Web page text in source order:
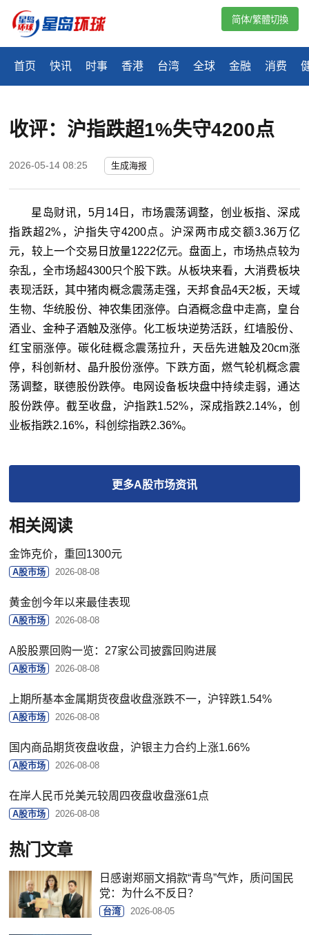
首页 快讯 时事 香港 台湾 全球 金融 消费
简体/繁體切換
收评：沪指跌超1%失守4200点
2026-05-14 08:25 生成海报
星岛财讯，5月14日，市场震荡调整，创业板指、深成
指跌超2%，沪指失守4200点。沪深两市成交额3.36万亿
元，较上一个交易日放量1222亿元。盘面上，市场热点较为
杂乱，全市场超4300只个股下跌。从板块来看，大消费板块
表现活跃，其中猪肉概念震荡走强，天邦食品4天2板，天域
生物、华统股份、神农集团涨停。白酒概念盘中走高，皇台
酒业、金种子酒触及涨停。化工板块逆势活跃，红墙股份、
红宝丽涨停。碳化硅概念震荡拉升，天岳先进触及20cm涨
停，科创新材、晶升股份涨停。下跌方面，燃气轮机概念震
荡调整，联德股份跌停。电网设备板块盘中持续走弱，通达
股份跌停。截至收盘，沪指跌1.52%，深成指跌2.14%，创
业板指跌2.16%，科创综指跌2.36%。
更多A股市场资讯
相关阅读
金饰克价，重回1300元
A股市场 2026-08-08
黄金创今年以来最佳表现
A股市场 2026-08-08
A股股票回购一览：27家公司披露回购进展
A股市场 2026-08-08
上期所基本金属期货夜盘收盘涨跌不一，沪锌跌1.54%
A股市场 2026-08-08
国内商品期货夜盘收盘，沪银主力合约上涨1.66%
A股市场 2026-08-08
在岸人民币兑美元较周四夜盘收盘涨61点
A股市场 2026-08-08
热门文章
日感谢郑丽文捐款“青鸟”气炸，质问国民
党：为什么不反日？
台湾 2026-08-05